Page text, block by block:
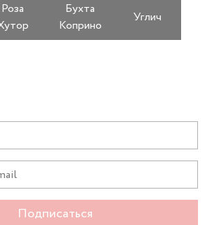
Роза
Бухта
Коприно
Углич
Подписаться